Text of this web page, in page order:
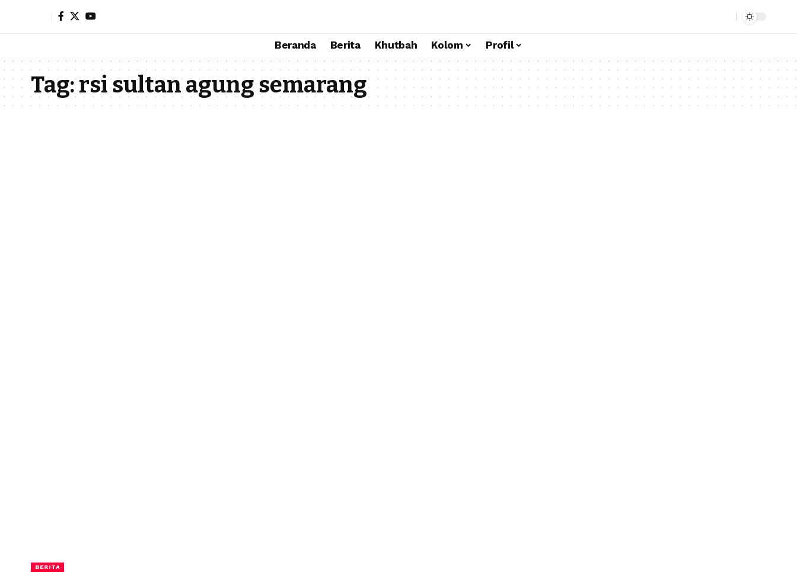
Beranda Berita Khutbah Kolom Profil
Tag:rsi sultan agung semarang
BERITA